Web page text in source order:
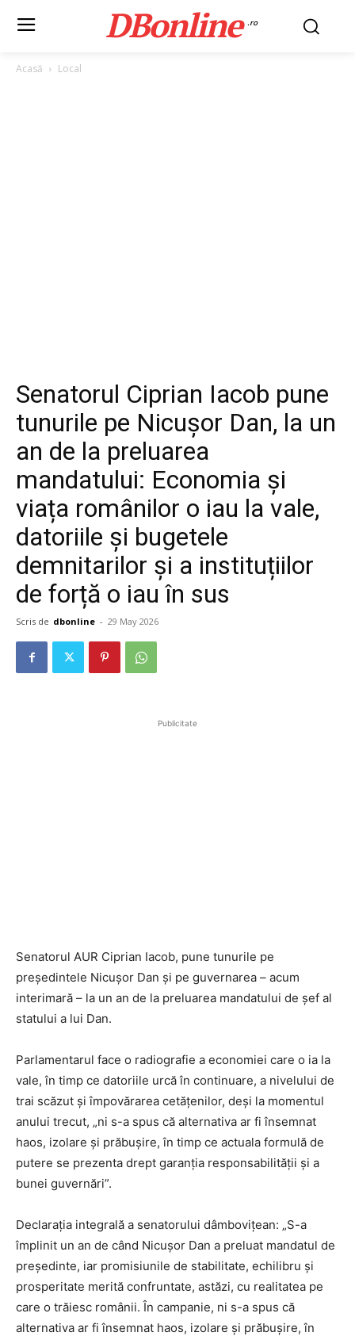
DBonline .ro
Acasă Local
Senatorul Ciprian Iacob pune
tunurile pe Nicușor Dan, la un
an de la preluarea
mandatului: Economia și
viața românilor o iau la vale,
datoriile și bugetele
demnitarilor și a instituțiilor
de forță o iau în sus
Scris de dbonline - 29 May 2026
Publicitate
Senatorul AUR Ciprian Iacob, pune tunurile pe
președintele Nicușor Dan și pe guvernarea – acum
interimară – la un an de la preluarea mandatului de șef al
statului a lui Dan.
Parlamentarul face o radiografie a economiei care o ia la
vale, în timp ce datoriile urcă în continuare, a nivelului de
trai scăzut și împovărarea cetățenilor, deși la momentul
anului trecut, „ni s-a spus că alternativa ar fi însemnat
haos, izolare și prăbușire, în timp ce actuala formulă de
putere se prezenta drept garanția responsabilității și a
bunei guvernări”.
Declarația integrală a senatorului dâmbovițean: „S-a
împlinit un an de când Nicușor Dan a preluat mandatul de
președinte, iar promisiunile de stabilitate, echilibru și
prosperitate merită confruntate, astăzi, cu realitatea pe
care o trăiesc românii. În campanie, ni s-a spus că
alternativa ar fi însemnat haos, izolare și prăbușire, în